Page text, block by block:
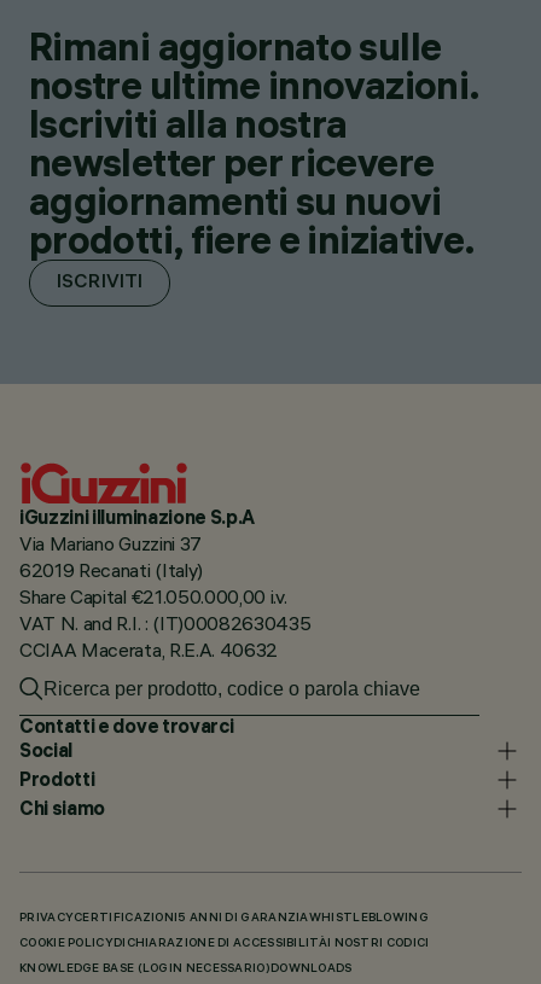
Rimani aggiornato sulle
nostre ultime innovazioni.
Iscriviti alla nostra
newsletter per ricevere
aggiornamenti su nuovi
prodotti, fiere e iniziative.
ISCRIVITI
iGuzzini illuminazione S.p.A
Via Mariano Guzzini 37
62019 Recanati (Italy)
Share Capital €21.050.000,00 i.v.
VAT N. and R.I. : (IT)00082630435
CCIAA Macerata, R.E.A. 40632
Contatti e dove trovarci
Social
Prodotti
Chi siamo
PRIVACY CERTIFICAZIONI 5 ANNI DI GARANZIAWHISTLEBLOWING
COOKIE POLICY DICHIARAZIONE DI ACCESSIBILITÀI NOSTRI CODICI
KNOWLEDGE BASE (LOGIN NECESSARIO) DOWNLOADS